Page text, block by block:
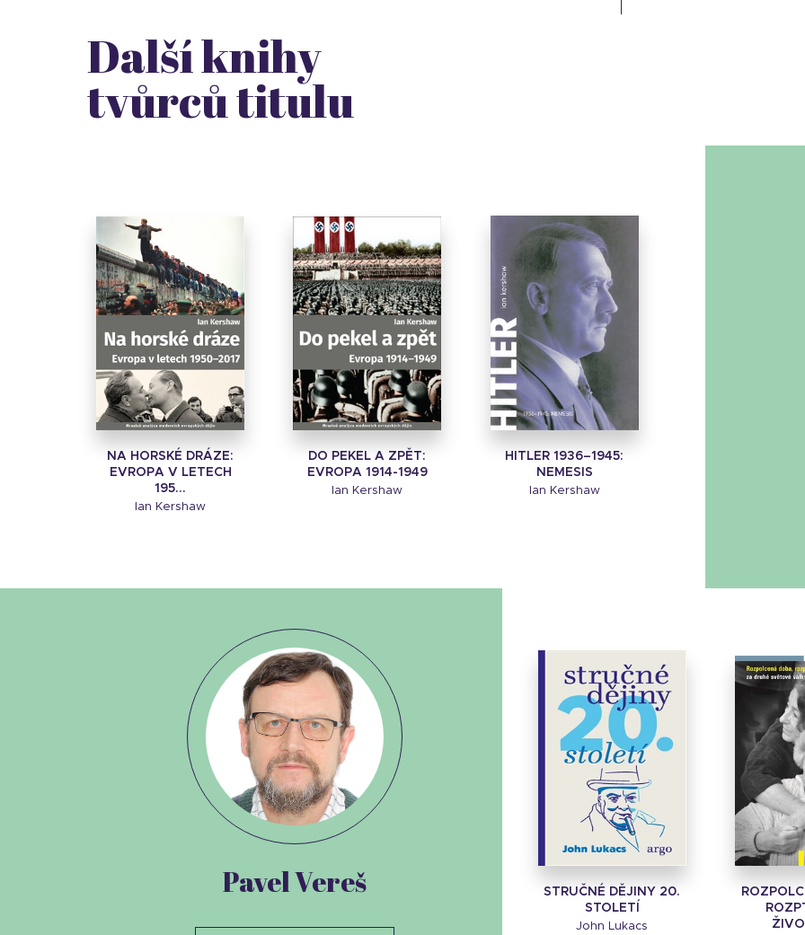
Další knihy
tvůrců titulu
NA HORSKÉ DRÁZE:
EVROPA V LETECH
195...
Ian Kershaw
DO PEKEL A ZPĚT:
EVROPA 1914-1949
Ian Kershaw
HITLER 1936–1945:
NEMESIS
Ian Kershaw
STRUČNÉ DĚJINY 20.
STOLETÍ
John Lukacs
Pavel Vereš